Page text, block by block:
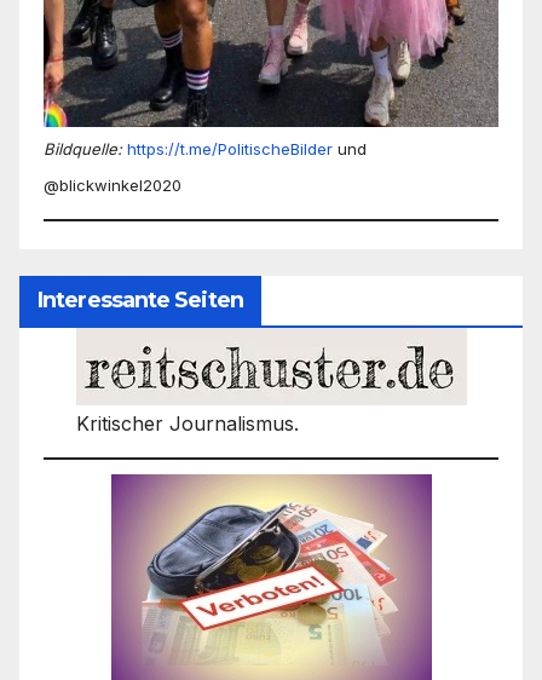
Bildquelle: https://t.me/PolitischeBilder und
@blickwinkel2020
Interessante Seiten
Kritischer Journalismus.